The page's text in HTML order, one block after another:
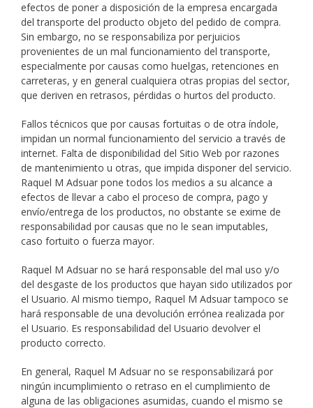
efectos de poner a disposición de la empresa encargada
del transporte del producto objeto del pedido de compra.
Sin embargo, no se responsabiliza por perjuicios
provenientes de un mal funcionamiento del transporte,
especialmente por causas como huelgas, retenciones en
carreteras, y en general cualquiera otras propias del sector,
que deriven en retrasos, pérdidas o hurtos del producto.
Fallos técnicos que por causas fortuitas o de otra índole,
impidan un normal funcionamiento del servicio a través de
internet. Falta de disponibilidad del Sitio Web por razones
de mantenimiento u otras, que impida disponer del servicio.
Raquel M Adsuar pone todos los medios a su alcance a
efectos de llevar a cabo el proceso de compra, pago y
envío/entrega de los productos, no obstante se exime de
responsabilidad por causas que no le sean imputables,
caso fortuito o fuerza mayor.
Raquel M Adsuar no se hará responsable del mal uso y/o
del desgaste de los productos que hayan sido utilizados por
el Usuario. Al mismo tiempo, Raquel M Adsuar tampoco se
hará responsable de una devolución errónea realizada por
el Usuario. Es responsabilidad del Usuario devolver el
producto correcto.
En general, Raquel M Adsuar no se responsabilizará por
ningún incumplimiento o retraso en el cumplimiento de
alguna de las obligaciones asumidas, cuando el mismo se